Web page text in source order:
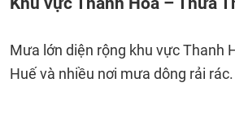
Mưa lớn diện rộng khu vực Thanh
Huế và nhiều nơi mưa dông rải rác.